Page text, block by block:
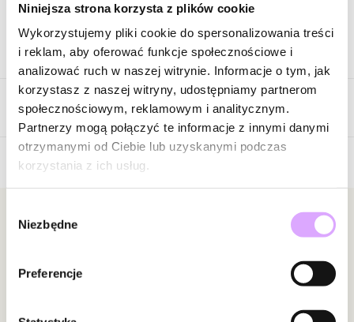
Niniejsza strona korzysta z plików cookie
Wykorzystujemy pliki cookie do spersonalizowania treści
i reklam, aby oferować funkcje społecznościowe i
analizować ruch w naszej witrynie. Informacje o tym, jak
korzystasz z naszej witryny, udostępniamy partnerom
społecznościowym, reklamowym i analitycznym.
Partnerzy mogą połączyć te informacje z innymi danymi
otrzymanymi od Ciebie lub uzyskanymi podczas
korzystania z ich usług.
zgody
Niezbędne
Preferencje
Opis produktu
Surowiec: stal szlachetna.
Kolor surowca: srebrny.
Skóra: bydlęca.
Szerokość bransoletki: 1,00 cm.
Długość bransoletki: 20,50 cm.
Zobacz inne produkty z kolekcji Man In The City
Opinie
Bądź pierwszą osobą, która podzieli się opinią o tym
Powiadomienie
Newsletter